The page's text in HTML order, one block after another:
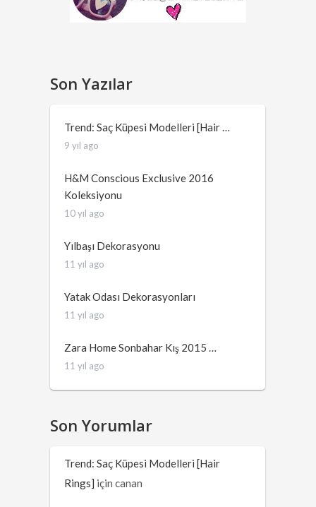
Son Yazılar
Trend: Saç Küpesi Modelleri [Hair …
9 yıl ago
H&M Conscious Exclusive 2016
Koleksiyonu
10 yıl ago
Yılbaşı Dekorasyonu
11 yıl ago
Yatak Odası Dekorasyonları
11 yıl ago
Zara Home Sonbahar Kış 2015 …
11 yıl ago
Son Yorumlar
Trend: Saç Küpesi Modelleri [Hair
Rings] içincanan